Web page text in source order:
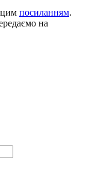
посиланням.
на